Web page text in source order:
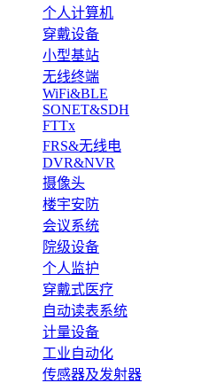
个人计算机
穿戴设备
小型基站
无线终端
WiFi&BLE
SONET&SDH
FTTx
FRS&无线电
DVR&NVR
摄像头
楼宇安防
会议系统
院级设备
个人监护
穿戴式医疗
自动读表系统
计量设备
工业自动化
传感器及发射器